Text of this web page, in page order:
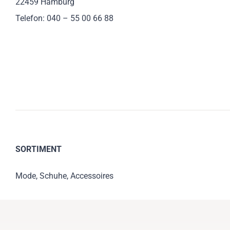
Telefon: 040 – 55 00 66 88
SORTIMENT
Mode, Schuhe, Accessoires